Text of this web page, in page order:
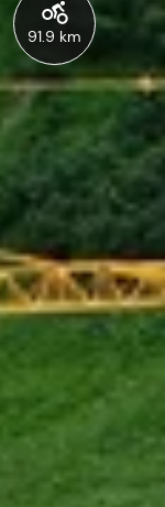
91.9 km